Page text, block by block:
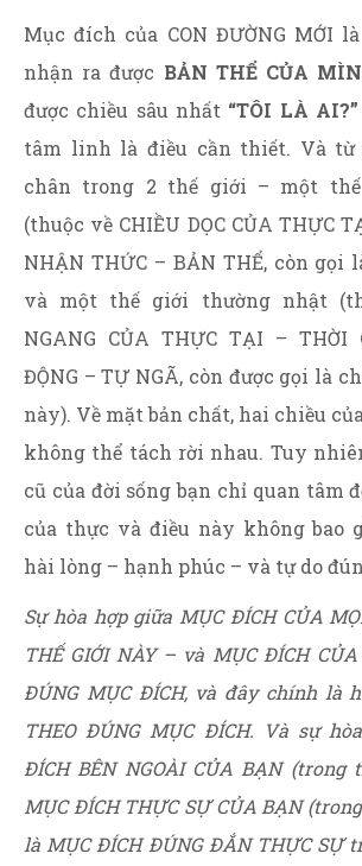
Mục đích của CON ĐƯỜNG MỚI
nhận ra được BẢN THỂ CỦA
được chiều sâu nhất “TÔI LÀ AI?”
tâm linh là điều cần thiết. Và từ
chân trong 2 thế giới – một
(thuộc về CHIỀU DỌC CỦA THỰC
NHẬN THỨC – BẢN THỂ, còn gọi
và một thế giới thường nhật
NGANG CỦA THỰC TẠI –
ĐỘNG – TỰ NGÃ, còn được gọi là
này). Về mặt bản chất, hai chiều
không thể tách rời nhau. Tuy
cũ của đời sống bạn chỉ quan tâm
của thực và điều này không bao
hài lòng – hạnh phúc – và tự do
Sự hòa hợp giữa MỤC ĐÍCH CỦA
THẾ GIỚI NÀY – và MỤC ĐÍCH
ĐÚNG MỤC ĐÍCH, và đây chính là
THEO ĐÚNG MỤC ĐÍCH. Và sự
ĐÍCH BÊN NGOÀI CỦA BẠN
MỤC ĐÍCH THỰC SỰ CỦA BẠN
là MỤC ĐÍCH ĐÚNG ĐẮN THỰC SỰ